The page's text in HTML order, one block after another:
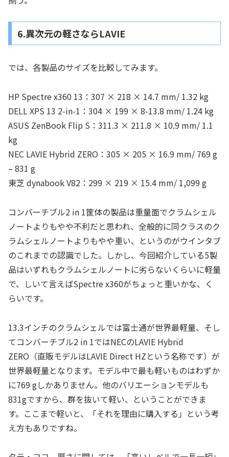
6.異次元の軽さならLAVIE
では、各製品のサイズを比較してみます。
HP Spectre x360 13：307 × 218 × 14.7 mm/ 1.32 kg
DELL XPS 13 2-in-1：304 × 199 × 8-13.8 mm/ 1.24 kg
ASUS ZenBook Flip S：311.3 × 211.8 × 10.9 mm/ 1.1
kg
NEC LAVIE Hybrid ZERO：305 × 205 × 16.9 mm/ 769 g
– 831 g
東芝 dynabook V82：299 × 219 × 15.4 mm/ 1,099 g
コンバーチブル2 in 1筐体の製品は重量面でクラムシェル
ノートよりもやや不利だと思われ、全般的に同クラスのク
ラムシェルノートよりもやや重い、というのがウインタブ
のこれまでの認識でした。しかし、今回紹介している5製
品はいずれもクラムシェルノートに劣らないくらいに軽量
で、しいて言えばSpectre x360がちょっと重いかな、く
らいです。
13.3インチのクラムシェルでは富士通が世界最軽量、そし
てコンバーチブル2 in 1ではNECのLAVIE Hybrid
ZERO（直販モデルはLAVIE Direct HZという名称です）が
世界最軽量となります。モデル中で最も軽いものはわずか
に769 gしかありません。他のバリエーションモデルも
831gですから、群を抜いて軽い、ということができま
す。ここまで軽いと、「それを理由に購入する」という考
え方もありですね。